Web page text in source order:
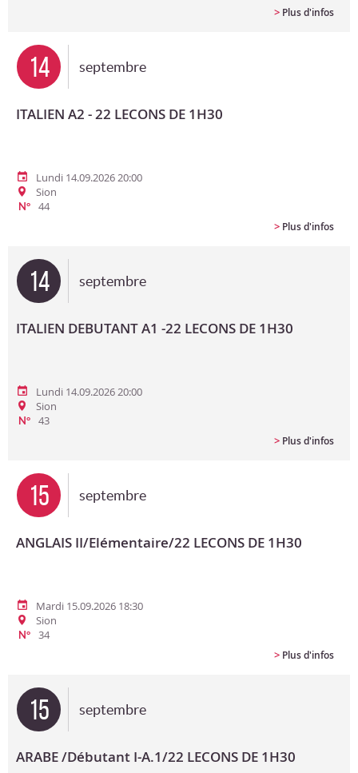
> Plus d'infos
14 septembre
ITALIEN A2 - 22 LECONS DE 1H30
Lundi 14.09.2026 20:00
Sion
N°
44
> Plus d'infos
14 septembre
ITALIEN DEBUTANT A1 -22 LECONS DE 1H30
Lundi 14.09.2026 20:00
Sion
N°
43
> Plus d'infos
15 septembre
ANGLAIS II/Elémentaire/22 LECONS DE 1H30
Mardi 15.09.2026 18:30
Sion
N°
34
> Plus d'infos
15 septembre
ARABE /Débutant I-A.1/22 LECONS DE 1H30